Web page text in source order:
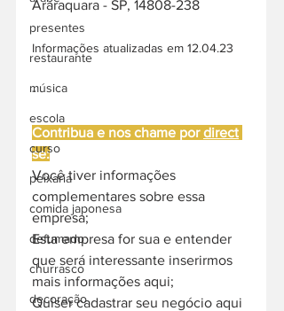
presentes
restaurante
música
escola
curso
peixaria
comida japonesa
defumado
churrasco
decoração
Araraquara - SP, 14808-238
Informações atualizadas em 12.04.23
-
Contribua e nos chame por direct
se:
Você tiver informações
complementares sobre essa
empresa;
Esta empresa for sua e entender
que será interessante inserirmos
mais informações aqui;
Quiser cadastrar seu negócio aqui